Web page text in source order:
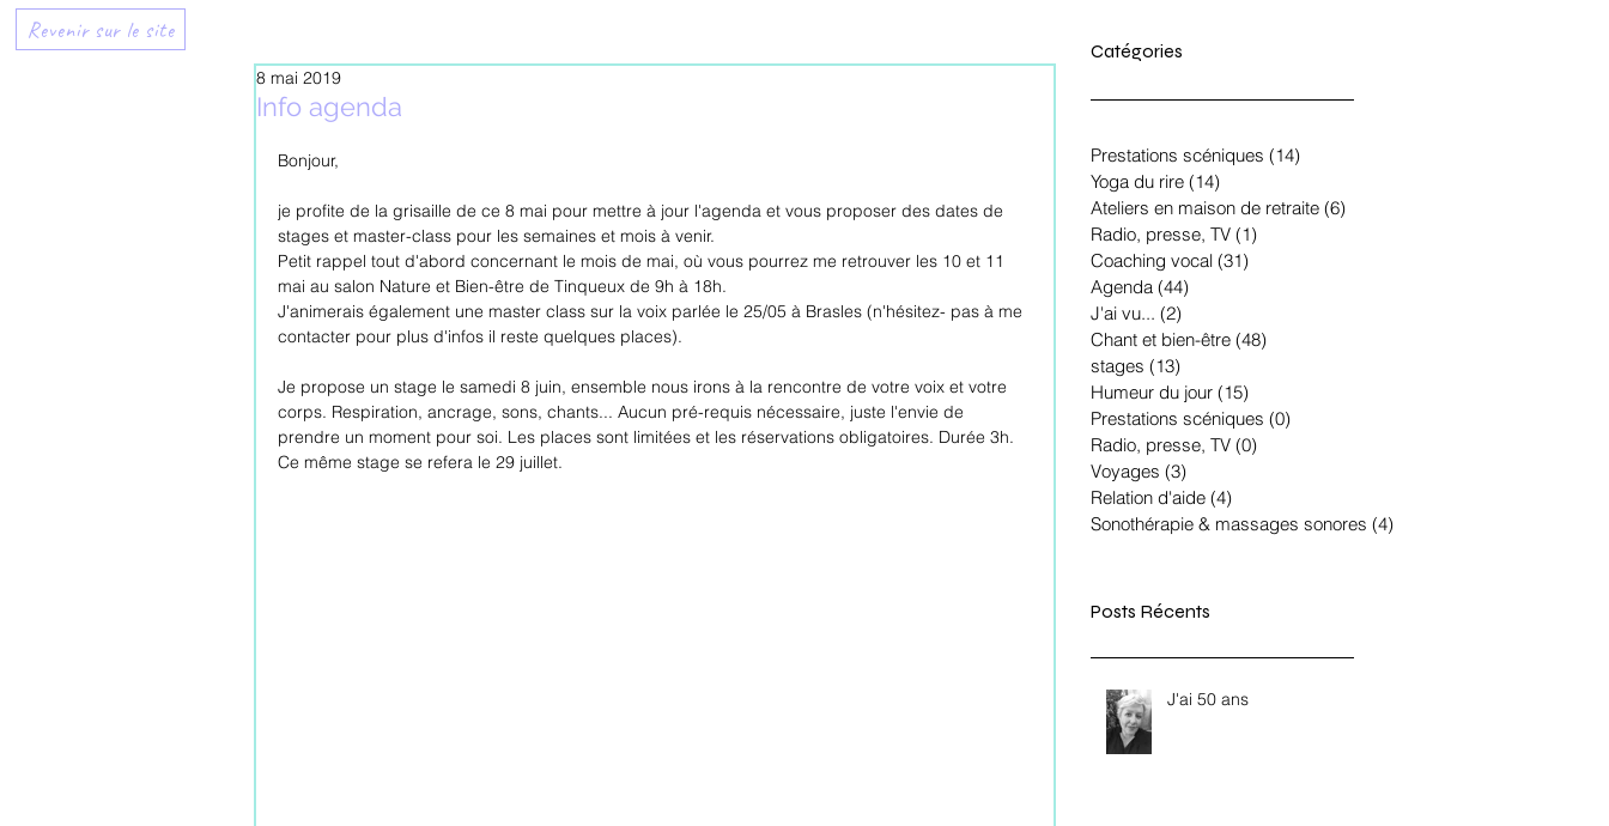
Revenir sur le site
Info agenda
8 mai 2019
Bonjour,
je profite de la grisaille de ce 8 mai pour mettre à jour l'agenda et vous proposer des dates de
stages et master-class pour les semaines et mois à venir.
Petit rappel tout d'abord concernant le mois de mai, où vous pourrez me retrouver les 10 et 11
mai au salon Nature et Bien-être de Tinqueux de 9h à 18h.
J'animerais également une master class sur la voix parlée le 25/05 à Brasles (n'hésitez- pas à me
contacter pour plus d'infos il reste quelques places).
Je propose un stage le samedi 8 juin, ensemble nous irons à la rencontre de votre voix et votre
corps. Respiration, ancrage, sons, chants... Aucun pré-requis nécessaire, juste l'envie de
prendre un moment pour soi. Les places sont limitées et les réservations obligatoires. Durée 3h.
Ce même stage se refera le 29 juillet.
Catégories
Prestations scéniques (14)
Yoga du rire (14)
Ateliers en maison de retraite (6)
Radio, presse, TV (1)
Coaching vocal (31)
Agenda (44)
J'ai vu... (2)
Chant et bien-être (48)
stages (13)
Humeur du jour (15)
Prestations scéniques (0)
Radio, presse, TV (0)
Voyages (3)
Relation d'aide (4)
Sonothérapie & massages sonores (4)
Posts Récents
J'ai 50 ans